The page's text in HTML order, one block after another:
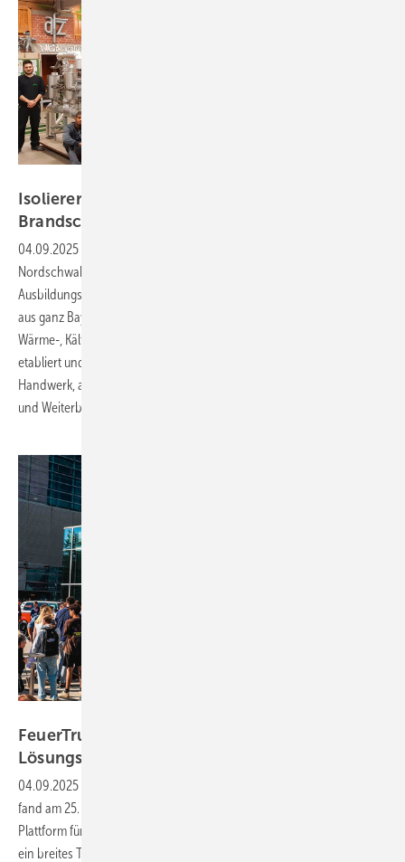
Isoliererausbildung und Lehrgang zur
Brandschutzfachkraft
04.09.2025
Nordschwaben in Nördlingen ist als über­betriebliche
Ausbildungsstätte, im Bereich der technischen Isolierung, für Azubis
aus ganz Bayern zuständig. Es hat sich als Kompetenzzentrum für das
Wärme-, Kälte-, Schall- und Brandschutz­isolierer-Handwerk (WKSB)
etabliert und bietet sowohl jungen Auszubildenden aus Industrie und
Handwerk, als auch erfahrenen Fachkräften praxisnahe Schulungen
und Weiterbildungen
FeuerTrutz 2025: Fachdialog und
Lösungsvielfalt
04.09.2025
fand am 25. und 26. Juni 2025 im Messezentrum Nürnberg statt. Als
Plattform für den vorbeugenden Brandschutz deckt die Veranstaltung
ein breites Themenspektrum ab – von baulichen und